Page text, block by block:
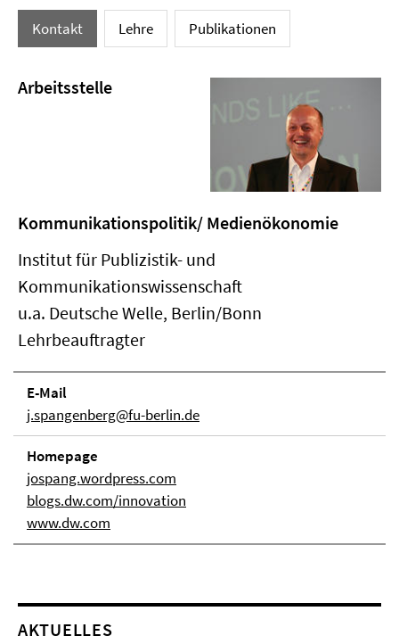
Kontakt Lehre Publikationen
Arbeitsstelle
Kommunikationspolitik/ Medienökonomie
Institut für Publizistik- und
Kommunikationswissenschaft
u.a. Deutsche Welle, Berlin/Bonn
Lehrbeauftragter
E-Mail
j.spangenberg@fu-berlin.de
Homepage
jospang.wordpress.com
blogs.dw.com/innovation
www.dw.com
AKTUELLES